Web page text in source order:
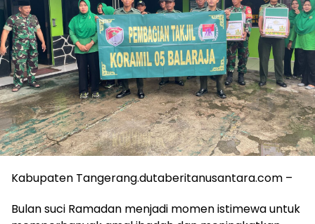
Kabupaten Tangerang.dutaberitanusantara.com –
Bulan suci Ramadan menjadi momen istimewa untuk